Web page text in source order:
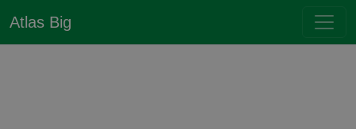
Atlas Big